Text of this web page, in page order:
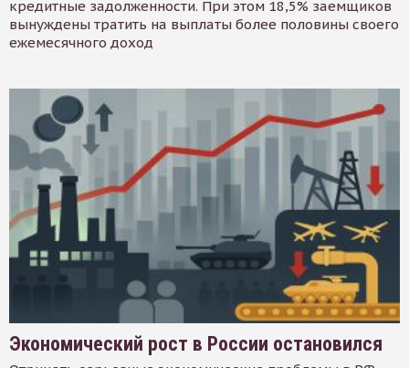
кредитные задолженности. При этом 18,5% заемщиков
вынуждены тратить на выплаты более половины своего
ежемесячного доход
Экономический рост в России остановился